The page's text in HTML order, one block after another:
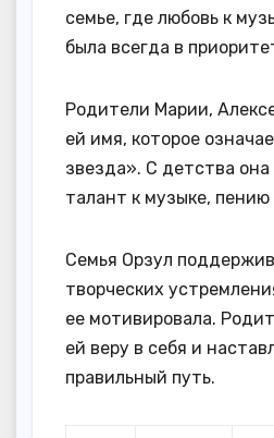
семье, где любовь к
была всегда в
Родители Марии,
ей имя, которое
звезда». С детства она
талант к музыке,
Семья Орзул
творческих
ее мотивировала.
ей веру в себя и
правильный путь.